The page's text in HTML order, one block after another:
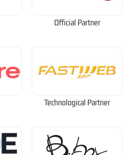
Official Partner
Technological Partner